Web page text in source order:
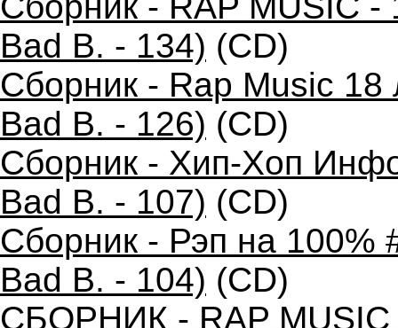
Bad B. - 134) (CD)
Сборник - Rap Music
Bad B. - 126) (CD)
Сборник - Хип-Хоп
Bad B. - 107) (CD)
Сборник - Рэп на 100%
Bad B. - 104) (CD)
СБОРНИК - RAP MUSIC